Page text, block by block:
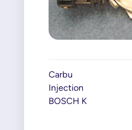
Carbu
Injection
BOSCH K